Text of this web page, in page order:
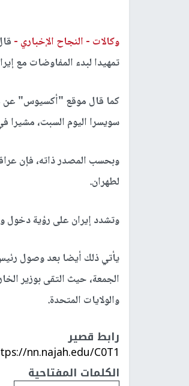
وكالات - النجاح الإخباري -
تمهيدا لبدء المفاوضات مع
كما قال موقع "أكسيوس" عن
سويسرا اليوم السبت، مشيرا
وبحسب المصدر ذاته، فإن
لطهران.
وتشدد إيران على رؤية دخول
يأتي ذلك أيضا بعد وصول
الجمعة، حيث التقى بوزير
والولايات المتحدة.
رابط قصير
nn.najah.edu/C0T1/
الكلمات المفتاحية